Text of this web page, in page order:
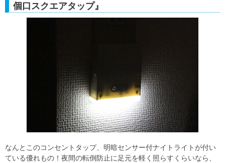
個口スクエアタップ』
なんとこのコンセントタップ、明暗センサー付ナイトライトが付い
ている優れもの！夜間の転倒防止に足元を軽く照らすくらいなら、